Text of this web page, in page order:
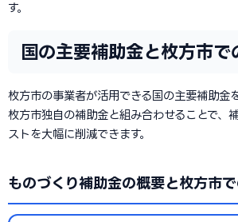
す。
国の主要補助金と枚方市で
枚方市の事業者が活用できる国の主要補助金
枚方市独自の補助金と組み合わせることで、
ストを大幅に削減できます。
ものづくり補助金の概要と枚方市